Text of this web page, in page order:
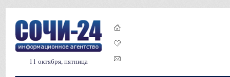
11 октября, пятница